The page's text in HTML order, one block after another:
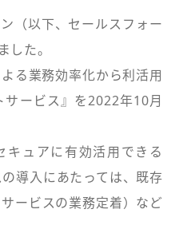
（以下、セールスフォー
た。
る業務効率化から利活用
ービス』を2022年10月
ュアに有効活用できる
導入にあたっては、既存
ービスの業務定着）など